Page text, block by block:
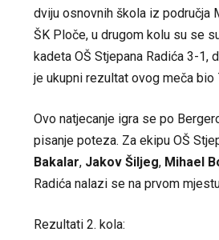
dviju osnovnih škola iz područja
ŠK Ploče, u drugom kolu su se
kadeta OŠ Stjepana Radića 3-1,
je ukupni rezultat ovog meča bio
Ovo natjecanje igra se po
pisanje poteza. Za ekipu OŠ
Bakalar, Jakov Šiljeg, Mihael
Radića nalazi se na prvom
Rezultati 2. kola: